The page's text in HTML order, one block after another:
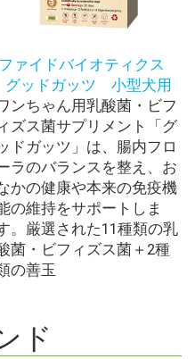
ファイドバイオティクス
グッドガッツ 小型犬用
ンちゃん用乳酸菌・ビフ
ズス菌サプリメント「グ
ドガッツ」は、腸内フロ
ラのバランスを整え、お
かの健康や本来の免疫機
の維持をサポートしま
。厳選された11種類の乳
菌・ビフィズス菌＋2種
の善玉
ド